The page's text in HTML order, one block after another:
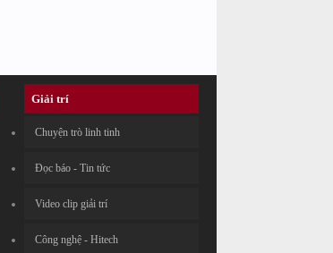
Giải trí
Chuyện trò linh tinh
Đọc báo - Tin tức
Video clip giải trí
Công nghệ - Hitech